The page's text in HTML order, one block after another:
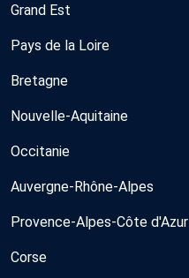
Grand Est
Pays de la Loire
Bretagne
Nouvelle-Aquitaine
Occitanie
Auvergne-Rhône-Alpes
Provence-Alpes-Côte d'Azur
Corse